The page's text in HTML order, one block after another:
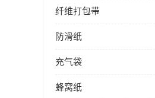
纤维打包带
防滑纸
充气袋
蜂窝纸